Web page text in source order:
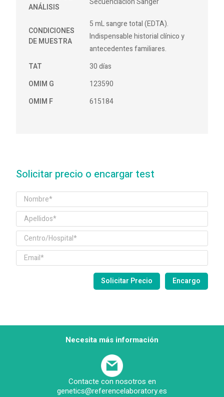
ANÁLISIS
CONDICIONES
DE MUESTRA
5 mL sangre total (EDTA).
Indispensable historial clínico y
antecedentes familiares.
TAT
30 días
OMIM G
123590
OMIM F
615184
Solicitar precio o encargar test
Necesita más información
Contacte con nosotros en
genetics@referencelaboratory.es